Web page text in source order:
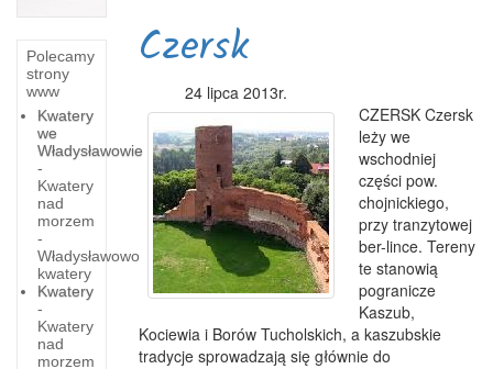
Polecamy
strony
www
Kwatery
we
Władysławowie
-
Kwatery
nad
morzem
-
Władysławowo
kwatery
Kwatery
-
Kwatery
nad
morzem
Czersk
24 lipca 2013r.
CZERSK Czersk
leży we
wschodniej
części pow.
chojnickiego,
przy tranzytowej
ber-lince. Tereny
te stanowią
pogranicze
Kaszub,
Kociewia i Borów Tucholskich, a kaszubskie
tradycje sprowadzają się głównie do